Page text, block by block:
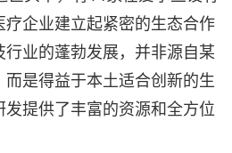
企业建立起紧密的生态合作
业的蓬勃发展，并非源自某
是得益于本土适合创新的生
提供了丰富的资源和全方位